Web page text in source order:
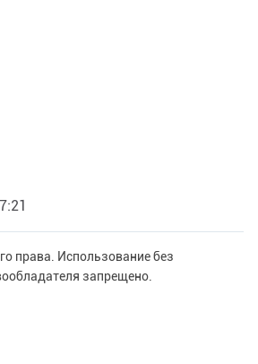
права. Использование без
запрещено.